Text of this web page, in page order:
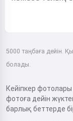
5000 таңбаға дейін.
болады.
Кейіпкер фотолары
фотоға дейін
барлық беттерде